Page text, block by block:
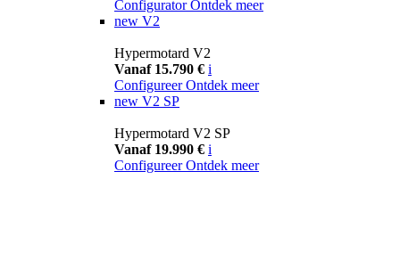
Configurator Ontdek meer
new V2
Hypermotard V2
Vanaf 15.790 € i
Configureer Ontdek meer
new V2 SP
Hypermotard V2 SP
Vanaf 19.990 € i
Configureer Ontdek meer